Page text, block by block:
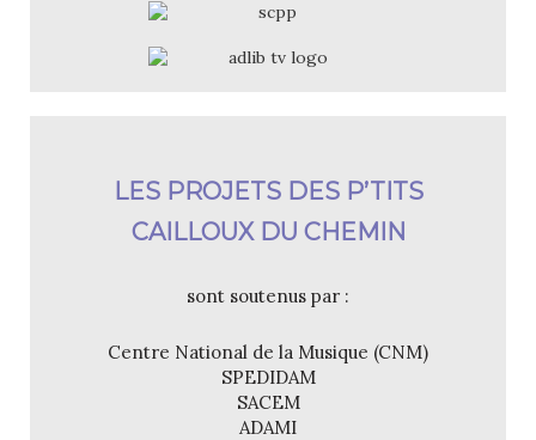
LES PROJETS DES P’TITS
CAILLOUX DU CHEMIN
sont soutenus par :
Centre National de la Musique (CNM)
SPEDIDAM
SACEM
ADAMI